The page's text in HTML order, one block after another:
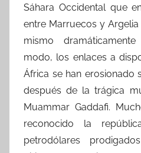
Sáhara Occidental que
entre Marruecos y
mismo
modo, los enlaces a
África se han erosionado
después de la trágica
Muammar Gaddafi.
reconocido la
petrodólares